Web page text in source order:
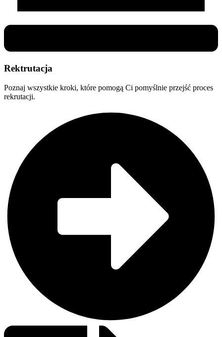
Rektrutacja
Poznaj wszystkie kroki, które pomogą Ci pomyślnie przejść proces
rekrutacji.